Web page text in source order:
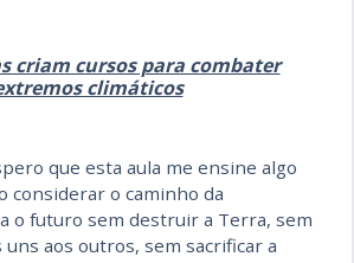
criam cursos para combater
climáticos
que esta aula me ensine algo
considerar o caminho da
o futuro sem destruir a Terra, sem
aos outros, sem sacrificar a